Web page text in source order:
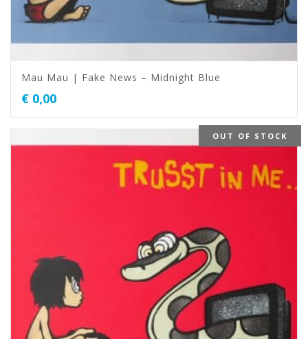
Mau Mau | Fake News – Midnight Blue
€ 0,00
OUT OF STOCK